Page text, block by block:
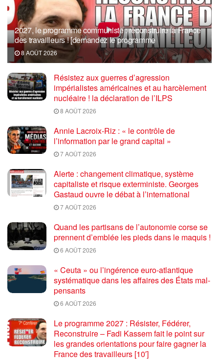
2027, le programme communiste : reconstruire la France
des travailleurs ! [demandez le programme
8 AOÛT 2026
Résistez aux guerres d’agression
impérialistes américaines et au harcèlement
nucléaire ! la déclaration de l’ILPS
8 AOÛT 2026
Annie Lacroix-Riz : « le contrôle de
l’information par le grand capital »
7 AOÛT 2026
Alerte : changement climatique, système
capitaliste et risque exterministe. Georges
Gastaud ouvre le débat à l’international
7 AOÛT 2026
Quand les partisans de l’autonomie corse se
prennent d’emblée les pieds dans le maquis !
6 AOÛT 2026
« Ceuta » ou l’ingérence euro-atlantique
systématique dans les affaires des États mal-
pensants
6 AOÛT 2026
Le programme 2027 : Résister, Fédérer,
Reconstruire – Fadi Kassem fait le point sur
les grandes orientations pour faire gagner la
France des travailleurs [10′]